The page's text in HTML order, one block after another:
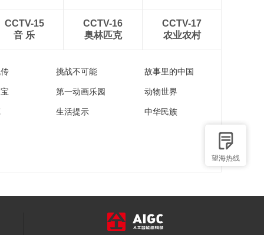
望海热线
CCTV-15
音 乐
CCTV-16
奥林匹克
CCTV-17
农业农村
挑战不可能 故事里的中国
第一动画乐园 动物世界
生活提示 中华民族